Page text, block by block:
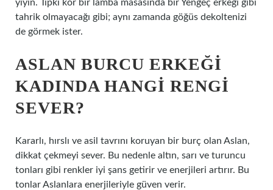
yiyin. Tıpkı kör bir lamba masasında bir Yengeç erkeği gibi
tahrik olmayacağı gibi; aynı zamanda göğüs dekoltenizi
de görmek ister.
ASLAN BURCU ERKEĞI
KADINDA HANGI RENGI
SEVER?
Kararlı, hırslı ve asil tavrını koruyan bir burç olan Aslan,
dikkat çekmeyi sever. Bu nedenle altın, sarı ve turuncu
tonları gibi renkler iyi şans getirir ve enerjileri artırır. Bu
tonlar Aslanlara enerjileriyle güven verir.